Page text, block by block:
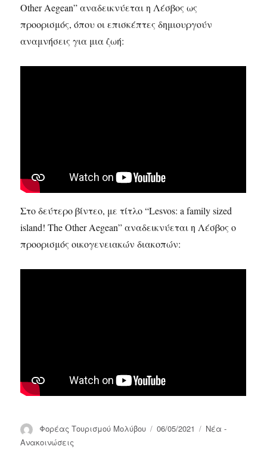
Other Aegean” αναδεικνύεται η Λέσβος ως
προορισμός, όπου οι επισκέπτες δημιουργούν
αναμνήσεις για μια ζωή:
Στο δεύτερο βίντεο, με τίτλο “Lesvos: a family sized
island! The Other Aegean” αναδεικνύεται η Λέσβος ο
προορισμός οικογενειακών διακοπών:
Συντάκτης
Φορέας Τουρισμού Μολύβου
Δημοσιεύτηκε
06/05/2021 Κατηγορίες
Νέα -
Ανακοινώσεις